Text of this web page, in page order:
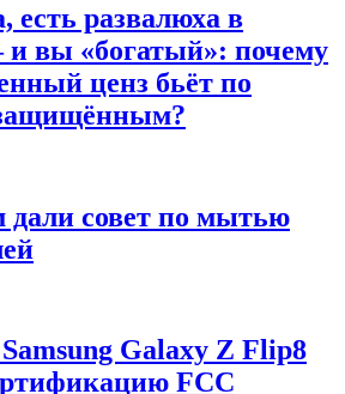
есть развалюха в
и вы «богатый»: почему
ценз бьёт по
дали совет по мытью
Galaxy Z Flip8
FCC